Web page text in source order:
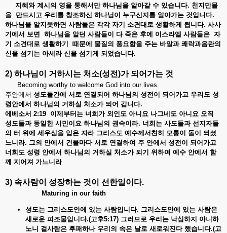
지혜와 계시의 영을 통해서만 하나님을 알아갈 수 있습니다. 천지만물
을 만드시고 우리를 창조하신 하나님이 누구신지를 알아가는 것입니다.
하나님을 알지못하면 사람들은 각각 자기 소견대로 생활하게 됩니다. 사사
기에서 보면 하나님을 알던 사람들이 다 죽은 후에 이스라엘 사람들은 자
기 소견대로 생활하기 때문에 물질의 풍요함을 주는 바알과 쾌락과음란의
신을 섬기는 아세라 신을 섬기게 되었습니다.
2) 하나님이 거하시는 처소(성전)가 되어가는 것
Becoming worthy to welcome God into our lives.
주안에서 성도들간에 서로 연결되어 하나님의 성전이 되어가고 우리도 성
령안에서 하나님의 거하실 처소가 되어 갑니다.
에베소서 2:19 이제부터는 너희가 외인도 아니요 나그네도 아니요 오직
성도들과 동일한 시민이요 하나님의 권속이라. 너희는 사도들과 선지자들
의 터 위에 세우심을 입은 자라 그리스도 예수께서친히 모퉁이 돌이
되셨
느니라. 그의 안에서 건물마다 서로 연결하여 주 안에서 성전이
되어가고
너희도 성령 안에서 하나님의 거하실 처소가 되기 위하여 예수 안에서 함
께 지어져 가느니라
3) 속사람이 성장하는 것이 선한일이다.
Maturing in our faith
성도는 그리스도안에 있는 사람입니다. 그리스도안에 있는 사람은
새로운 피조물입니다.(고후5:17) 그러므로 우리는 낙심하지 아니하
노니 겉사람은 후패하나 우리의 속은 날로 새로워진다 했습니다.(고